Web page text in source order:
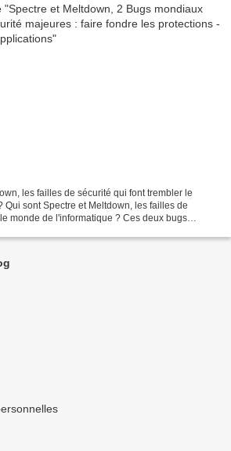
les failles de sécurité qui font trembler le
Qui sont Spectre et Meltdown, les failles de
monde de l'informatique ? Ces deux bugs